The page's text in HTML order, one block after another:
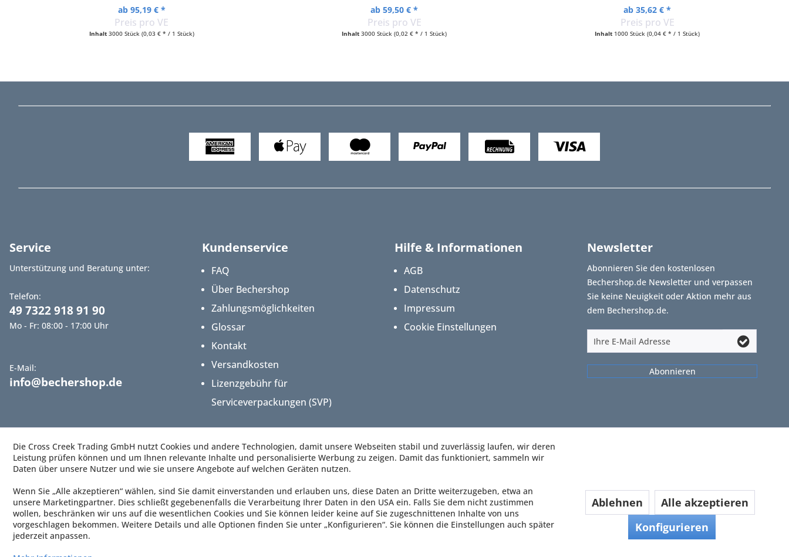
ab 95,19 € *
Preis pro VE
Inhalt 3000 Stück (0,03 € * / 1 Stück)
ab 59,50 € *
Preis pro VE
Inhalt3000 Stück(0,02 € * / 1 Stück)
ab 35,62 € *
Preis pro VE
Inhalt 1000 Stück(0,04 € * / 1 Stück)
Service
Unterstützung und Beratung unter:
Telefon:
49 7322 918 91 90
Mo - Fr: 08:00 - 17:00 Uhr
E-Mail:
info@bechershop.de
Kundenservice
FAQ
Über Bechershop
Zahlungsmöglichkeiten
Glossar
Kontakt
Versandkosten
Lizenzgebühr für
Serviceverpackungen (SVP)
Hilfe & Informationen
AGB
Datenschutz
Impressum
Cookie Einstellungen
Newsletter
Abonnieren Sie den kostenlosen
Bechershop.de Newsletter und verpassen
Sie keine Neuigkeit oder Aktion mehr aus
dem Bechershop.de.
Abonnieren
Die Cross Creek Trading GmbH nutzt Cookies und andere Technologien, damit unsere Webseiten stabil und zuverlässig laufen, wir deren
Leistung prüfen können und um Ihnen relevante Inhalte und personalisierte Werbung zu zeigen. Damit das funktioniert, sammeln wir
Daten über unsere Nutzer und wie sie unsere Angebote auf welchen Geräten nutzen.
Wenn Sie „Alle akzeptieren“ wählen, sind Sie damit einverstanden und erlauben uns, diese Daten an Dritte weiterzugeben, etwa an
unsere Marketingpartner. Dies schließt gegebenenfalls die Verarbeitung Ihrer Daten in den USA ein. Falls Sie dem nicht zustimmen
wollen, beschränken wir uns auf die wesentlichen Cookies und Sie können leider keine auf Sie zugeschnittenen Inhalte von uns
vorgeschlagen bekommen. Weitere Details und alle Optionen finden Sie unter „Konfigurieren“. Sie können die Einstellungen auch später
jederzeit anpassen.
Ablehnen
Alle akzeptieren
Konfigurieren